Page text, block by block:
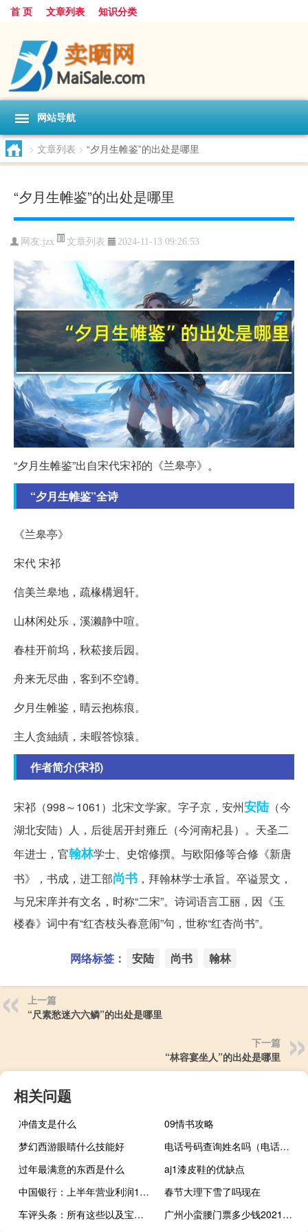
首 页 文章列表 知识分类
网站导航
> 文章列表 > “夕月生帷鉴”的出处是哪里
“夕月生帷鉴”的出处是哪里
网友:jzx 文章列表 2024-11-13 09:26:53
“夕月生帷鉴”出自宋代宋祁的《兰皋亭》。
“夕月生帷鉴”全诗
《兰皋亭》
宋代 宋祁
信美兰皋地，疏椽構迥轩。
山林闲处乐，溪濑静中喧。
春桂开前坞，秋菘接后园。
舟来无尽曲，客到不空罇。
夕月生帷鉴，晴云抱栋痕。
主人贪紬績，未暇答惊猿。
作者简介(宋祁)
宋祁（998～1061）北宋文学家。字子京，安州安陆（今
湖北安陆）人，后徙居开封雍丘（今河南杞县）。天圣二
年进士，官翰林学士、史馆修撰。与欧阳修等合修《新唐
书》，书成，进工部尚书 ，拜翰林学士承旨。卒谥景文，
与兄宋庠并有文名，时称“二宋”。诗词语言工丽，因《玉
楼春》词中有“红杏枝头春意闹”句，世称“红杏尚书”。
网络标签： 安陆 尚书 翰林
上一篇
“尺素愁迷六六鳞”的出处是哪里
下一篇
“林容宴坐人”的出处是哪里
相关问题
冲借支是什么
09情书攻略
梦幻西游眼睛什么技能好
电话号码查询姓名吗（电话号码查询姓名）
过年最满意的东西是什么
aj1漆皮鞋的优缺点
中国银行：上半年营业利润1548.26亿元
春节大理下雪了吗现在
车评头条：所有这些以及宝马针对G20所做的其他改进
广州小蛮腰门票多少钱2021（广州小蛮腰门票多少钱）